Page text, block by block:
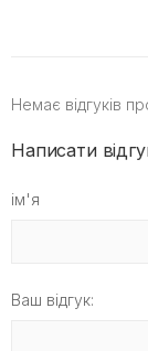
Немає відгуків
Написати
ім'я
Ваш відгук: